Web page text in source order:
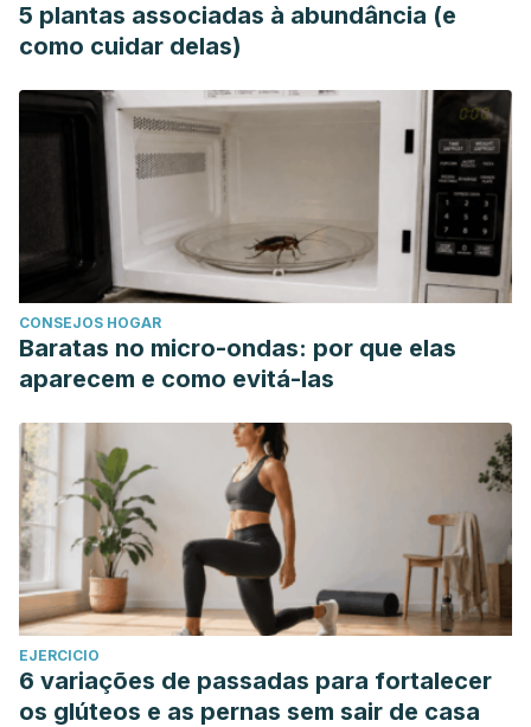
5 plantas associadas à abundância (e
como cuidar delas)
CONSEJOS HOGAR
Baratas no micro-ondas: por que elas
aparecem e como evitá-las
EJERCICIO
6 variações de passadas para fortalecer
os glúteos e as pernas sem sair de casa